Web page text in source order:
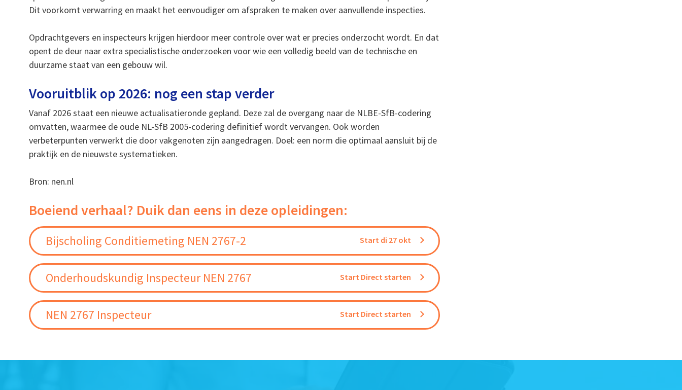
Dit voorkomt verwarring en maakt het eenvoudiger om afspraken te maken over aanvullende inspecties.
Opdrachtgevers en inspecteurs krijgen hierdoor meer controle over wat er precies onderzocht wordt. En dat
opent de deur naar extra specialistische onderzoeken voor wie een volledig beeld van de technische en
duurzame staat van een gebouw wil.
Vooruitblik op 2026: nog een stap verder
Vanaf 2026 staat een nieuwe actualisatieronde gepland. Deze zal de overgang naar de NLBE-SfB-codering
omvatten, waarmee de oude NL-SfB 2005-codering definitief wordt vervangen. Ook worden
verbeterpunten verwerkt die door vakgenoten zijn aangedragen. Doel: een norm die optimaal aansluit bij de
praktijk en de nieuwste systematieken.
Bron: nen.nl
Boeiend verhaal? Duik dan eens in deze opleidingen:
Bijscholing Conditiemeting NEN 2767-2 Start di 27 okt
Onderhoudskundig Inspecteur NEN 2767 Start Direct starten
NEN 2767 Inspecteur Start Direct starten